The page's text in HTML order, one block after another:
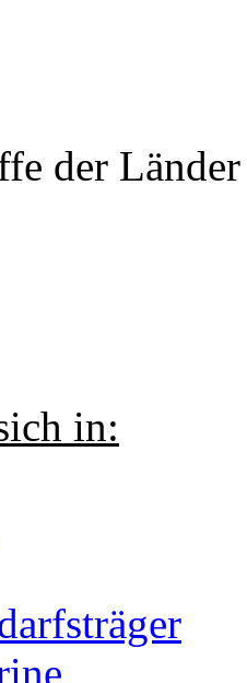
der Länder
in: